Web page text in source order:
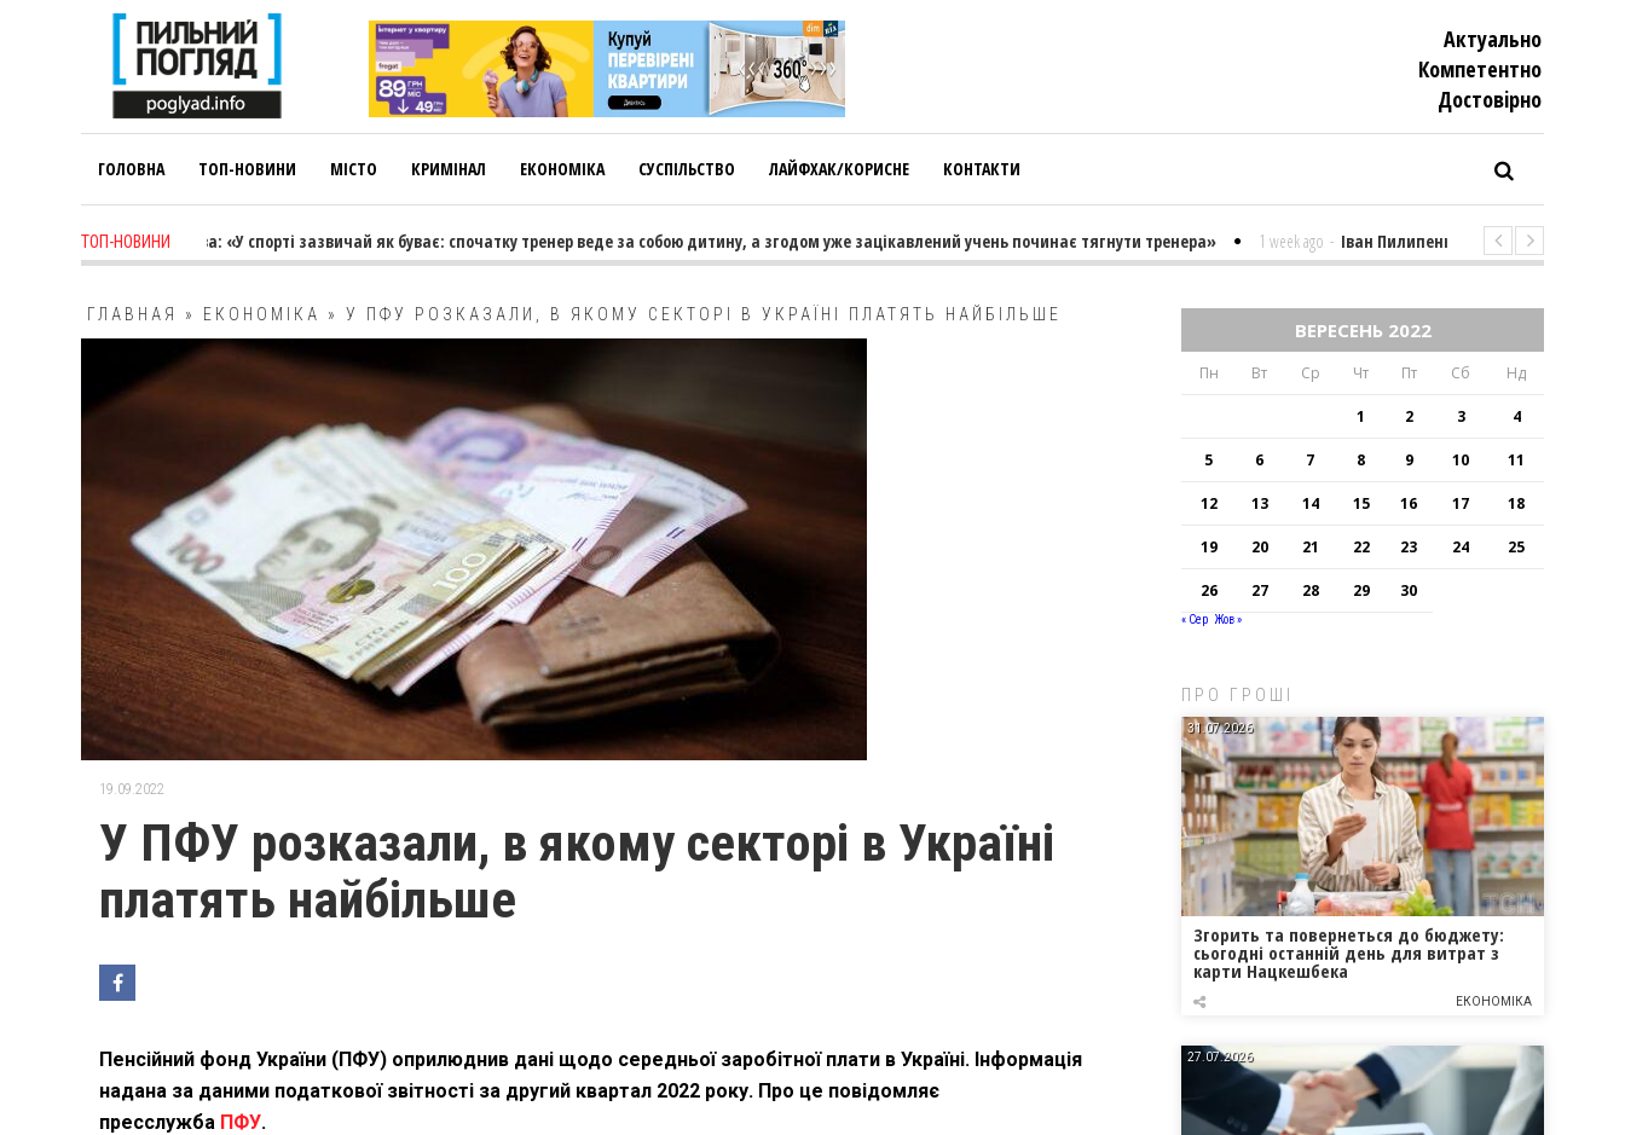
Актуально
Компетентно
Достовiрно
ГОЛОВНА ТОП-НОВИНИ МІСТО КРИМІНАЛ ЕКОНОМІКА СУСПІЛЬСТВО ЛАЙФХАК/КОРИСНЕ КОНТАКТИ
ТОП-НОВИНИ
Лариса Коновалова: «У спорті зазвичай як буває: спочатку тренер веде за собою дитину, а згодом уже зацікавлений учень починає тягнути тренера» 1 week ago - Іван Пилипенко «Найважчими є суто
ГЛАВНАЯ » ЕКОНОМІКА » У ПФУ РОЗКАЗАЛИ, В ЯКОМУ СЕКТОРІ В УКРАЇНІ ПЛАТЯТЬ НАЙБІЛЬШЕ
19.09.2022
У ПФУ розказали, в якому секторі в Україні
платять найбільше
Пенсійний фонд України (ПФУ) оприлюднив дані щодо середньої заробітної плати в Україні. Інформація
надана за даними податкової звітності за другий квартал 2022 року. Про це повідомляє
пресслужба ПФУ.
ВЕРЕСЕНЬ 2022
Пн Вт Ср Чт Пт Сб Нд
1 2 3 4
5 6 7 8 9 10 11
12 13 14 15 16 17 18
19 20 21 22 23 24 25
26 27 28 29 30
« Сер Жов »
ПРО ГРОШІ
31.07.2026
Згорить та повернеться до бюджету:
сьогодні останній день для витрат з
карти Нацкешбека
ЕКОНОМІКА
27.07.2026